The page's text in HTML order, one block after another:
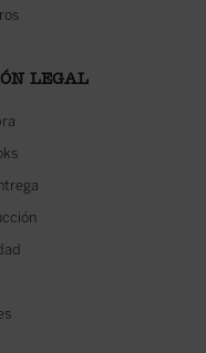
LEGAL